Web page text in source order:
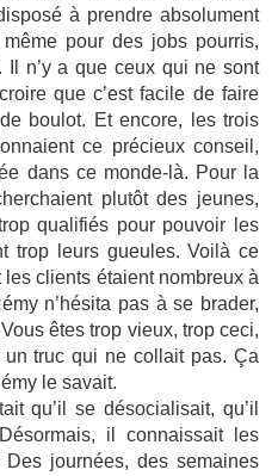
à prendre absolument
même pour des jobs pourris,
n’y a que ceux qui ne sont
que c’est facile de faire
boulot. Et encore, les trois
ce précieux conseil,
dans ce monde-là. Pour la
plutôt des jeunes,
qualifiés pour pouvoir les
trop leurs gueules. Voilà ce
clients étaient nombreux à
n’hésita pas à se brader,
êtes trop vieux, trop ceci,
truc qui ne collait pas. Ça
le savait.
se désocialisait, qu’il
il connaissait les
journées, des semaines